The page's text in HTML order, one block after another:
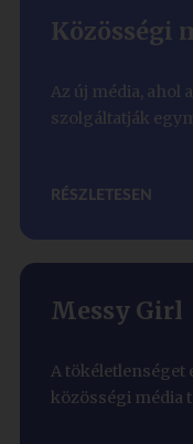
Közösségi
Az új média, ahol
szolgáltatják
RÉSZLETESEN
Messy Girl
A tökéletlenséget
közösségi média